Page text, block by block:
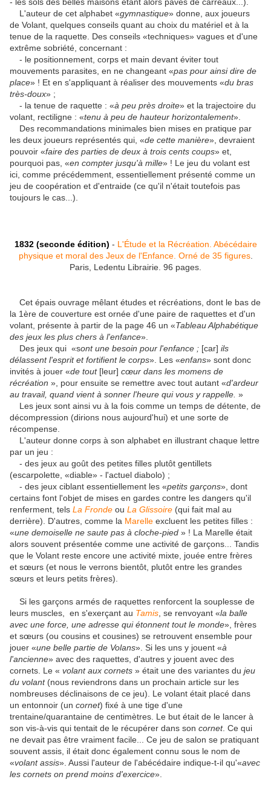
L'auteur de cet alphabet «gymnastique» donne, aux joueurs
de Volant, quelques conseils quant au choix du matériel et à la
tenue de la raquette. Des conseils «techniques» vagues et d'une
extrême sobriété, concernant :
- le positionnement, corps et main devant éviter tout
mouvements parasites, en ne changeant «pas pour ainsi dire de
place» ! Et en s'appliquant à réaliser des mouvements «du bras
très-doux» ;
- la tenue de raquette : «à peu près droite» et la trajectoire du
volant, rectiligne : «tenu à peu de hauteur horizontalement».
Des recommandations minimales bien mises en pratique par
les deux joueurs représentés qui, «de cette manière», devraient
pouvoir «faire des parties de deux à trois cents coups» et,
pourquoi pas, «en compter jusqu'à mille» ! Le jeu du volant est
ici, comme précédemment, essentiellement présenté comme un
jeu de coopération et d'entraide (ce qu'il n'était toutefois pas
toujours le cas...).
1832 (seconde édition) - L'Étude et la Récréation. Abécédaire
physique et moral des Jeux de l'Enfance. Orné de 35 figures.
Paris, Ledentu Librairie. 96 pages.
Cet épais ouvrage mêlant études et récréations, dont le bas de
la 1ère de couverture est ornée d'une paire de raquettes et d'un
volant, présente à partir de la page 46 un «Tableau Alphabétique
des jeux les plus chers à l'enfance».
Des jeux qui «sont une besoin pour l'enfance ; [car] ils
délassent l'esprit et fortifient le corps». Les «enfans» sont donc
invités à jouer «de tout[leur] cœur dans les momens de
récréation », pour ensuite se remettre avec tout autant «d'ardeur
au travail, quand vient à sonner l'heure qui vous y rappelle. »
Les jeux sont ainsi vu à la fois comme un temps de détente, de
décompression (dirions nous aujourd'hui) et une sorte de
récompense.
L'auteur donne corps à son alphabet en illustrant chaque lettre
par un jeu :
- des jeux au goût des petites filles plutôt gentillets
(escarpolette, «diable» - l'actuel diabolo) ;
- des jeux ciblant essentiellement les «petits garçons», dont
certains font l'objet de mises en gardes contre les dangers qu'il
renferment, tels La Fronde ou La Glissoire (qui fait mal au
derrière). D'autres, comme la Marelle excluent les petites filles :
«une demoiselle ne saute pas à cloche-pied » ! La Marelle était
alors souvent présentée comme une activité de garçons... Tandis
que le Volant reste encore une activité mixte, jouée entre frères
et sœurs (et nous le verrons bientôt, plutôt entre les grandes
sœurs et leurs petits frères).
Si les garçons armés de raquettes renforcent la souplesse de
leurs muscles, en s'exerçant au Tamis , se renvoyant «la balle
avec une force, une adresse qui étonnent tout le monde», frères
et sœurs (ou cousins et cousines) se retrouvent ensemble pour
jouer «une belle partie de Volans». Si les uns y jouent «à
l'ancienne» avec des raquettes, d'autres y jouent avec des
cornets. Le « volant aux cornets » était une des variantes du jeu
du volant(nous reviendrons dans un prochain article sur les
nombreuses déclinaisons de ce jeu). Le volant était placé dans
un entonnoir (un cornet) fixé à une tige d'une
trentaine/quarantaine de centimètres. Le but était de le lancer à
son vis-à-vis qui tentait de le récupérer dans son cornet. Ce qui
ne devait pas être vraiment facile... Ce jeu de salon se pratiquant
souvent assis, il était donc également connu sous le nom de
«volant assis». Aussi l'auteur de l'abécédaire indique-t-il qu'«avec
les cornets on prend moins d'exercice».